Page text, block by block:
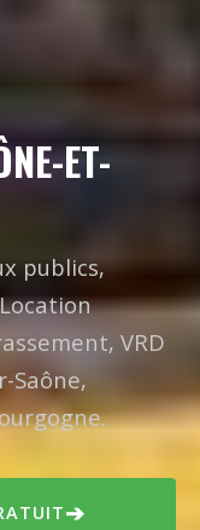
ET-
publics,
VRD
Saône,
➔